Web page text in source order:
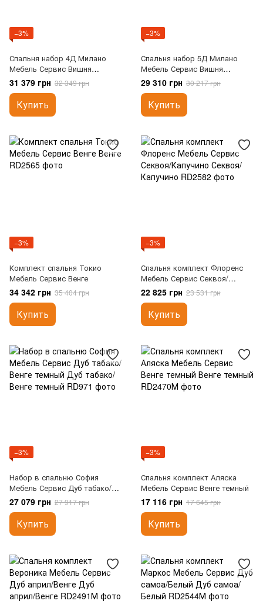
−3%
Спальня набор 4Д Милано
Мебель Сервис Вишня
портофино
31 379 грн 32 349 грн
Купить
−3%
Спальня набор 5Д Милано
Мебель Сервис Вишня
портофино
29 310 грн 30 217 грн
Купить
−3%
Комплект спальня Токио
Мебель Сервис Венге
34 342 грн 35 404 грн
Купить
−3%
Спальня комплект Флоренс
Мебель Сервис Секвоя/
Капучино
22 825 грн 23 531 грн
Купить
−3%
Набор в спальню София
Мебель Сервис Дуб табако/
Венге темный
27 079 грн 27 917 грн
Купить
−3%
Спальня комплект Аляска
Мебель Сервис Венге темный
17 116 грн 17 645 грн
Купить